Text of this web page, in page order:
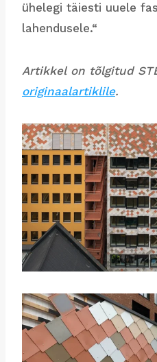
ühelegi täiesti uuele
lahendusele.“
Artikkel on tõlgitud
originaalartiklile.